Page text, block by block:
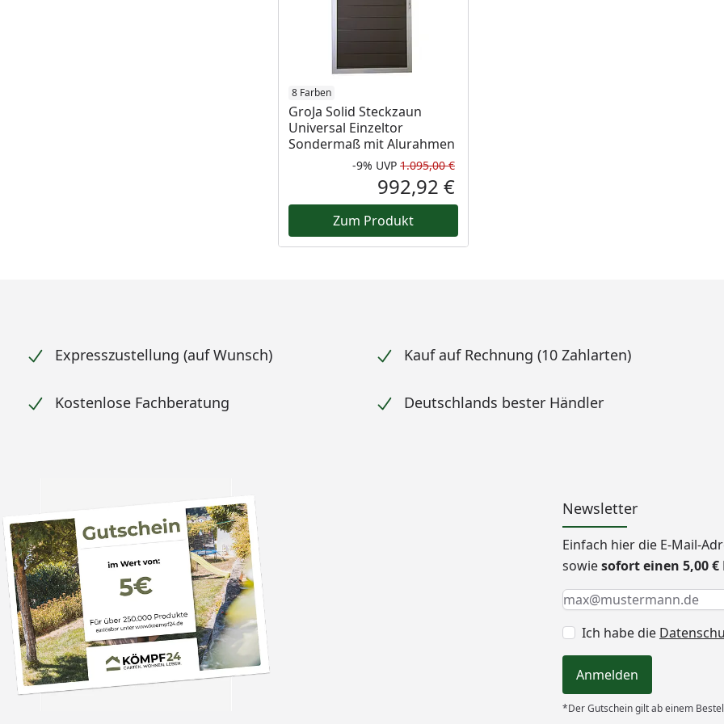
8 Farben
GroJa Solid Steckzaun
Universal Einzeltor
Sondermaß mit Alurahmen
Rabatt in Prozent
-9%
Ursprünglicher Preis
UVP 1.095,00 €
Aktueller Preis
992,92 €
Zum Produkt
Expresszustellung (auf Wunsch) Kauf auf Rechnung (10 Zahlarten)
Kostenlose Fachberatung Deutschlands bester Händler
Newsletter
Einfach hier die E-Mail-
sowiesofort einen 5,00
Keine Eingabe erforderlich
Eingabe erforderlich
E-Mail *
Ich habe die
Anmelden
*Der Gutschein gilt ab einem